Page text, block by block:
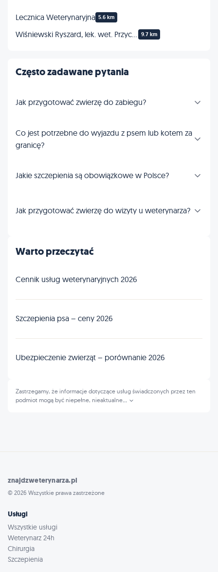
Lecznica Weterynaryjna 5.6 km
9.7 km
Często zadawane pytania
Jak przygotować zwierzę do zabiegu?
Co jest potrzebne do wyjazdu z psem lub kotem za
granicę?
Jakie szczepienia są obowiązkowe w Polsce?
Jak przygotować zwierzę do wizyty u weterynarza?
Warto przeczytać
Cennik usług weterynaryjnych 2026
Szczepienia psa – ceny 2026
Ubezpieczenie zwierząt – porównanie 2026
Zastrzegamy, że informacje dotyczące usług świadczonych przez ten
podmiot mogą być niepełne, nieaktualne
znajdzweterynarza.pl
© 2026 Wszystkie prawa zastrzeżone
Usługi
Wszystkie usługi
Weterynarz 24h
Chirurgia
Szczepienia